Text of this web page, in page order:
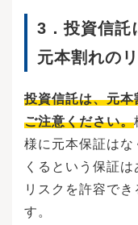
支出を差し引いた年間
も記載しましょう。そ
ど、収支の内訳をでき
とがポイントです。数
ます。実現に向けて何
画を立てることができ
するためにどのくらい
くら貯めなければなら
的な計画を立てること
大支出のような大きな
要になるため、早めの
ライフプランを考える
3． 投資信託
元本割れの
投資信託は、元
ご注意ください。
様に元本保証はな
くるという保証
リスクを許容で
す。